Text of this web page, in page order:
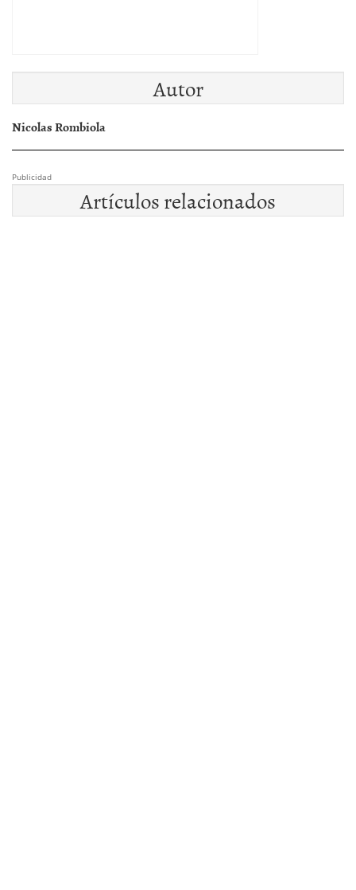
Autor
Nicolas Rombiola
Publicidad
Artículos relacionados